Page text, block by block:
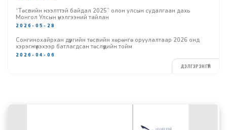
“Төсвийн нээлттэй байдал 2025” олон улсын судалгаан дахь
Монгол Улсын үнэлгээний тайлан
2026-05-28
Сонгинохайрхан дүүргийн төсвийн хөрөнгө оруулалтаар 2026 онд
хэрэгжүүлэхээр батлагдсан төслүүдийн тойм
2026-04-06
ДЭЛГЭРЭНГҮЙ